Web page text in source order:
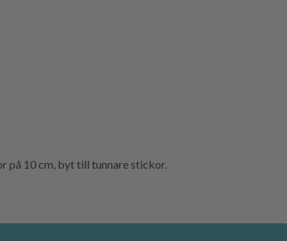
på 10 cm, byt till tunnare stickor.